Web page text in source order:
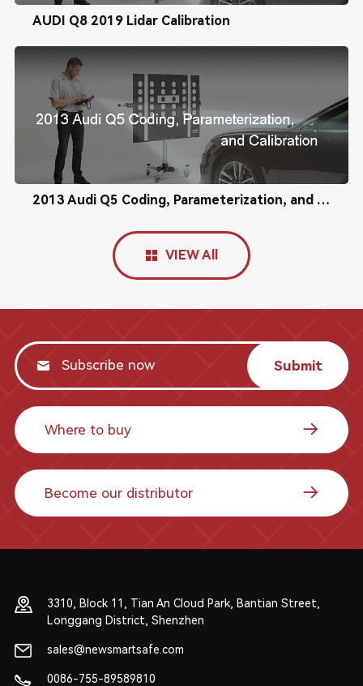
AUDI Q8 2019 Lidar Calibration
2013 Audi Q5 Coding, Parameterization, and Calibration
VIEW All
Submit
Where to buy
Become our distributor
3310, Block 11, Tian An Cloud Park, Bantian Street,
Longgang District, Shenzhen
sales@newsmartsafe.com
0086-755-89589810